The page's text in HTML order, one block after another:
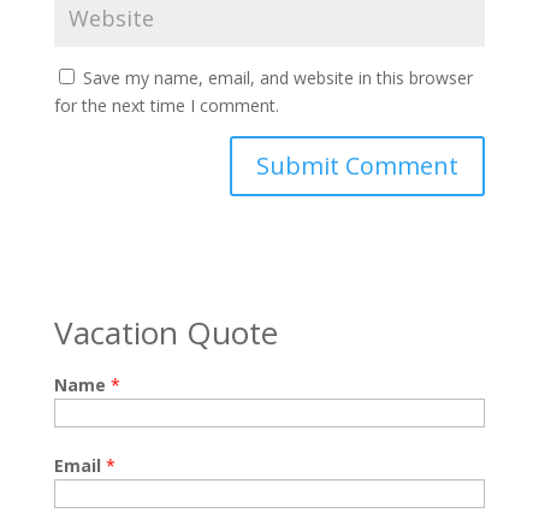
Save my name, email, and website in this browser
for the next time I comment.
Vacation Quote
Name *
Email *